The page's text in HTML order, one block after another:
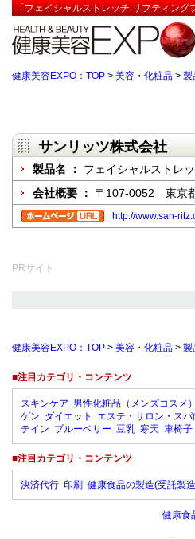
「フェイシャルストレッチ リフティン
健康美容EXPO：TOP > 美容・化粧品 > 製
サンリッツ株式会社
製品名 ： フェイシャルストレ
会社概要 ： 〒107-0052 東京
http://www.san-
PRサイト
健康美容EXPO：TOP > 美容・化粧品 > 製
■注目カテゴリ・コンテンツ
スキンケア 男性化粧品（メンズコスメ）
ゲン ダイエット エステ・サロン・スパ
テイン ブルーベリー 豆乳 寒天 車椅子
■注目カテゴリ・コンテンツ
決済代行 印刷 健康食品の製造(受託製
健康食